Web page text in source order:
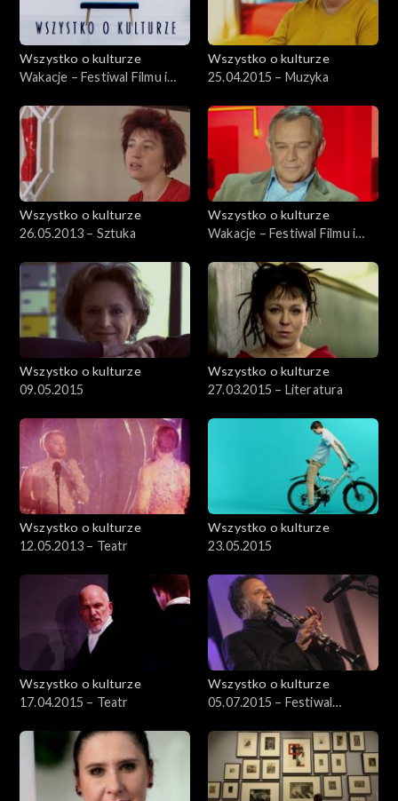
Wszystko o kulturze
Wakacje – Festiwal Filmu i
1.08.2012
Wszystko o kulturze
25.04.2015 – Muzyka
Wszystko o kulturze
26.05.2013 – Sztuka
Wszystko o kulturze
Wakacje – Festiwal Filmu i
29.07.2012, cz.2
Wszystko o kulturze
09.05.2015
Wszystko o kulturze
27.03.2015 – Literatura
Wszystko o kulturze
12.05.2013 – Teatr
Wszystko o kulturze
23.05.2015
Wszystko o kulturze
17.04.2015 – Teatr
Wszystko o kulturze
05.07.2015 – Festiwal